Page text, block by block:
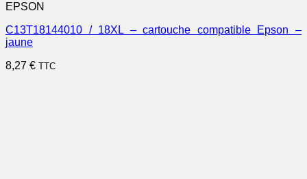
EPSON
C13T18144010 / 18XL – cartouche compatible Epson –
jaune
8,27 € TTC